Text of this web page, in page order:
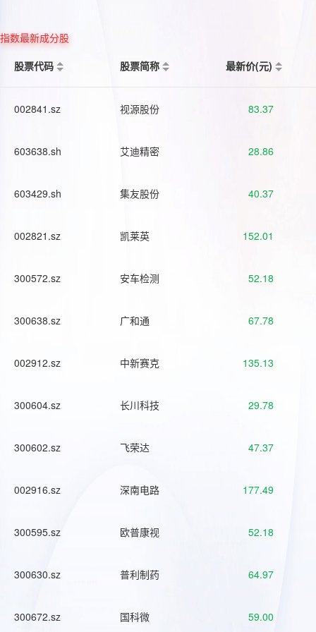
指数最新成分股
股票代码
股票简称 最新价(元)
002841.sz 视源股份 83.37
603638.sh 艾迪精密 28.86
603429.sh 集友股份 40.37
002821.sz 凯莱英 152.01
300572.sz 安车检测 52.18
300638.sz 广和通 67.78
002912.sz 中新赛克 135.13
300604.sz 长川科技 29.78
300602.sz 飞荣达 47.37
002916.sz 深南电路 177.49
300595.sz 欧普康视 52.18
300630.sz 普利制药 64.97
300672.sz 国科微 59.00